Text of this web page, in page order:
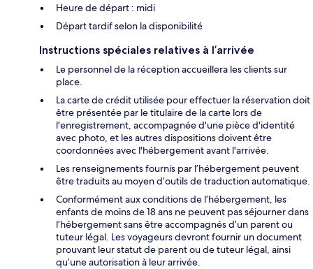
Heure de départ : midi
Départ tardif selon la disponibilité
Instructions spéciales relatives à l’arrivée
Le personnel de la réception accueillera les clients sur
place.
La carte de crédit utilisée pour effectuer la réservation doit
être présentée par le titulaire de la carte lors de
l'enregistrement, accompagnée d'une pièce d'identité
avec photo, et les autres dispositions doivent être
coordonnées avec l'hébergement avant l'arrivée.
Les renseignements fournis par l’hébergement peuvent
être traduits au moyen d’outils de traduction automatique.
Conformément aux conditions de l’hébergement, les
enfants de moins de 18 ans ne peuvent pas séjourner dans
l’hébergement sans être accompagnés d’un parent ou
tuteur légal. Les voyageurs devront fournir un document
prouvant leur statut de parent ou de tuteur légal, ainsi
qu’une autorisation à leur arrivée.